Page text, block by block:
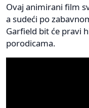
Ovaj animirani film
a sudeći po
Garfield bit će pravi
porodicama.